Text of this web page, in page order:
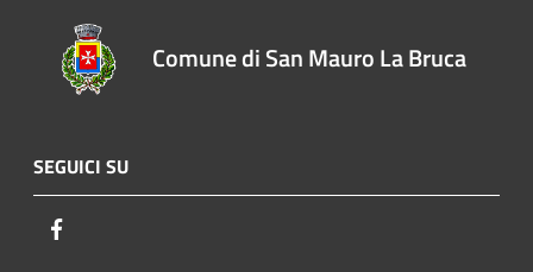
Comune di San Mauro La Bruca
SEGUICI SU